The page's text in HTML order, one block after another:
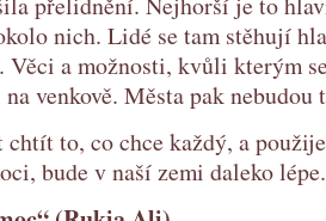
nich. Lidé se tam stěhují
Věci a možnosti, kvůli kterým
venkově. Města pak
to, co chce každý, a
bude v naší zemi daleko